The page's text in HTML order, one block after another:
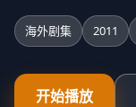
海外剧集 2011
开始播放